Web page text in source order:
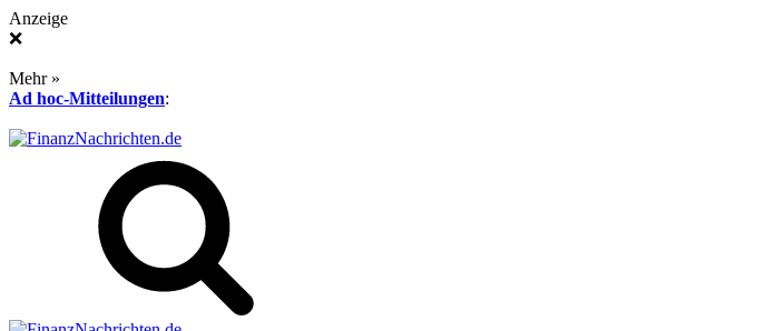
Anzeige
❌
Mehr »
Ad hoc-Mitteilungen: